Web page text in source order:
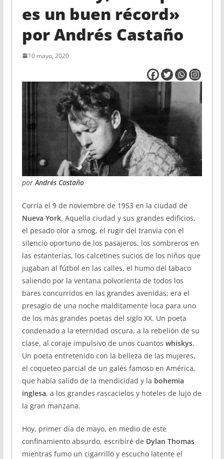
es un buen récord»
por Andrés Castaño
10 mayo, 2020
porAndrés Castaño
Corría el 9 de noviembre de 1953 en la ciudad de
Nueva York. Aquella ciudad y sus grandes edificios,
el pesado olor a smog, el rugir del tranvía con el
silencio oportuno de los pasajeros, los sombreros en
las estanterías, los calcetines sucios de los niños que
jugaban al fútbol en las calles, el humo del tabaco
saliendo por la ventana polvorienta de todos los
bares concurridos en las grandes avenidas; era el
presagio de una noche malditamente loca para uno
de los más grandes poetas del siglo XX. Un poeta
condenado a la eternidad oscura, a la rebelión de su
clase, al coraje impulsivo de unos cuantos whiskys.
Un poeta entretenido con la belleza de las mujeres,
el coqueteo parcial de un galés famoso en América,
que había salido de la mendicidad y la bohemia
inglesa, a los grandes rascacielos y hoteles de lujo de
la gran manzana.
Hoy, primer día de mayo, en medio de este
confinamiento absurdo, escribiré de Dylan Thomas
mientras fumo un cigarrillo y escucho latente el